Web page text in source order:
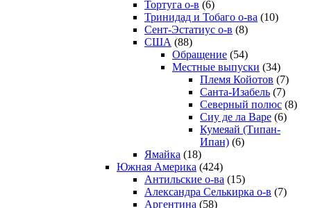
Тортуга о-в (6)
Тринидад и Тобаго о-ва (10)
Сент-Эстатиус о-в (8)
США (88)
Обращение (54)
Местные выпуски (34)
Племя Койотов (7)
Санта-Изабель (7)
Северный полюс (8)
Сиу де ла Варе (6)
Кумеяай (Типан-
Ипан) (6)
Ямайка (18)
Южная Америка (424)
Антильские о-ва (15)
Александра Селькирка о-в (7)
Аргентина (58)